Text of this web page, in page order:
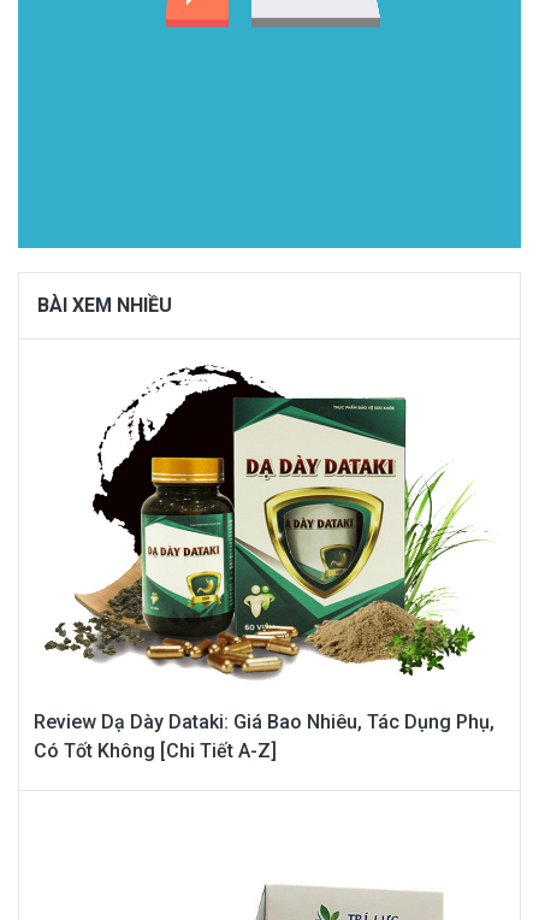
BÀI XEM NHIỀU
Review Dạ Dày Dataki: Giá Bao Nhiêu, Tác Dụng Phụ,
Có Tốt Không [Chi Tiết A-Z]